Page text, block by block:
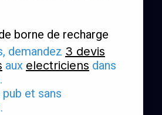
borne de recharge
demandez 3 devis
aux electriciens dans
et sans